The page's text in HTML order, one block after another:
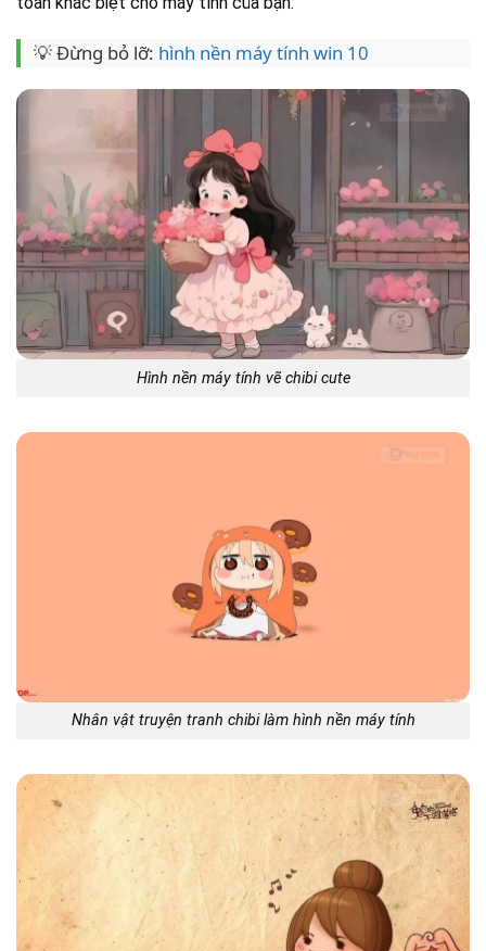
💡 Đừng bỏ lỡ: hình nền máy tính win 10
Hình nền máy tính vẽ chibi cute
Nhân vật truyện tranh chibi làm hình nền máy tính